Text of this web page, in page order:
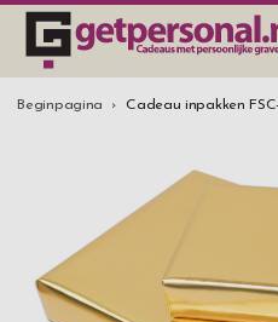
CADEAUS & GADGETS
SIERADEN & ACCESSOIRES
CADEAUS IDEEËN
HUWELIJKSGESCHENK
Beginpagina Cadeau inpakken